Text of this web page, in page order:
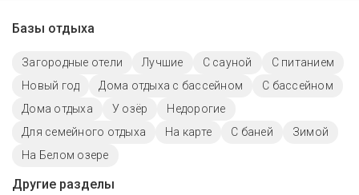
Базы отдыха
Загородные отели Лучшие С сауной
С питанием
Новый год
Дома отдыха с бассейном
С бассейном
Дома отдыха
У озёр
Недорогие
Для семейного отдыха
На карте С баней
Зимой
На Белом озере
Другие разделы